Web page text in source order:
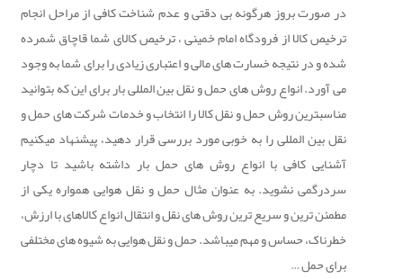
در صورت بروز هرگونه بی دقتی و عدم شناخت کافی از مراحل انجام
ترخیص کالا از فرودگاه امام خمینی ، ترخیص کالای شما قاچاق شمرده
شده و در نتیجه خسارت های مالی و اعتباری زیادی را برای شما به وجود
می آورد. انواع روش های حمل و نقل بین المللی بار برای این که بتوانید
مناسبترین روش حمل و نقل کالا را انتخاب و خدمات شرکت های حمل و
نقل بین المللی را به خوبی مورد بررسی قرار دهید، پیشنهاد میکنیم
آشنایی کافی با انواع روش های حمل بار داشته باشید تا دچار
سردرگمی نشوید. به عنوان مثال حمل و نقل هوایی همواره یکی از
مطمئن ترین و سریع ترین روش های نقل و انتقال انواع کالاهای با ارزش،
خطرناک، حساس و مهم میباشد. حمل و نقل هوایی به شیوه های مختلفی
برای حمل …